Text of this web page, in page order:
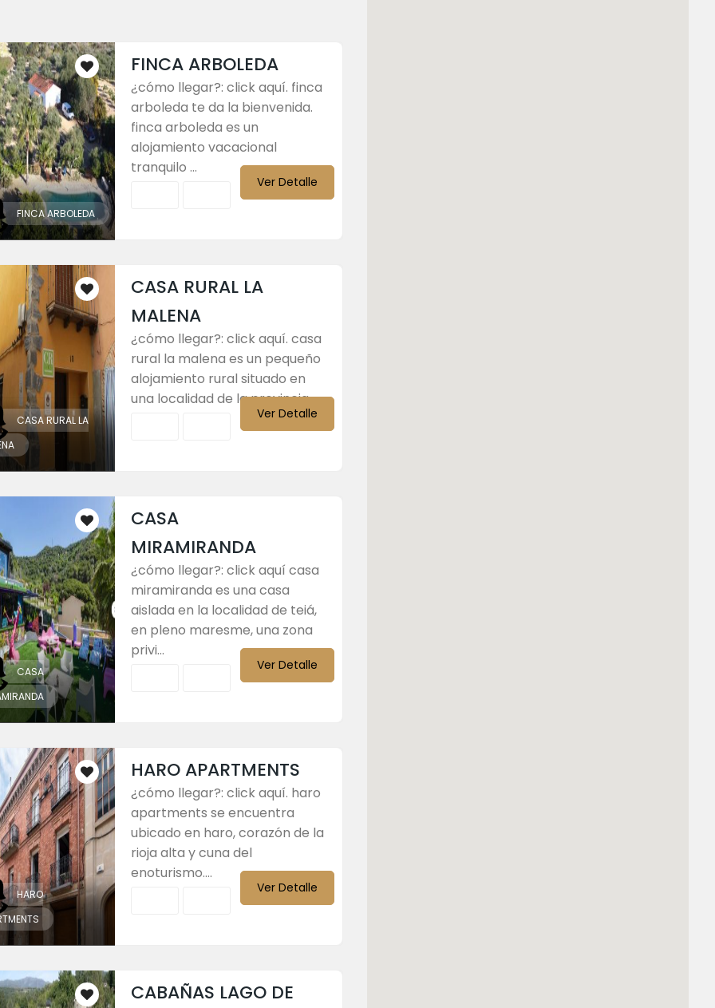
DEL ARRIERO
FINCA ARBOLEDA
FINCA ARBOLEDA
¿cómo llegar?: click aquí. finca
arboleda te da la bienvenida.
finca arboleda es un
alojamiento vacacional
tranquilo ...
Ver Detalle
CASA RURAL LA
CASA RURAL LA
MALENA
¿cómo llegar?: click aquí. casa
rural la malena es un pequeño
alojamiento rural situado en
una localidad de la provincia...
Ver Detalle
CASA
CASA
MIRAMIRANDA
¿cómo llegar?: click aquí casa
miramiranda es una casa
aislada en la localidad de teiá,
en pleno maresme, una zona
privi...
Ver Detalle
HARO
HARO APARTMENTS
¿cómo llegar?: click aquí. haro
apartments se encuentra
ubicado en haro, corazón de la
rioja alta y cuna del
enoturismo....
Ver Detalle
CABAÑAS LAGO DE